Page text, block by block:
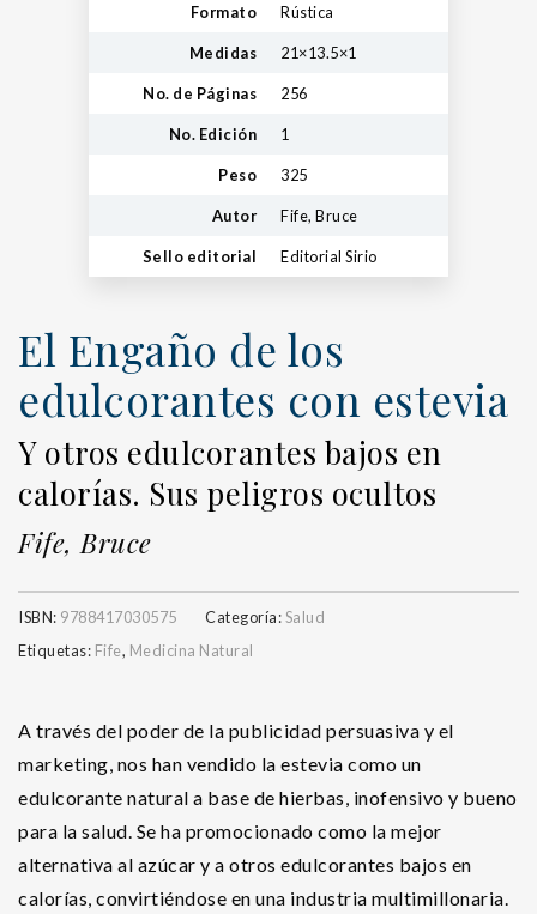
Formato Rústica
Medidas 21×13.5×1
No. de Páginas 256
No. Edición 1
Peso 325
Autor Fife, Bruce
Sello editorial Editorial Sirio
El Engaño de los
edulcorantes con estevia
Y otros edulcorantes bajos en
calorías. Sus peligros ocultos
Fife, Bruce
ISBN: 9788417030575 Categoría:Salud
Etiquetas: Fife, Medicina Natural
A través del poder de la publicidad persuasiva y el
marketing, nos han vendido la estevia como un
edulcorante natural a base de hierbas, inofensivo y bueno
para la salud. Se ha promocionado como la mejor
alternativa al azúcar y a otros edulcorantes bajos en
calorías, convirtiéndose en una industria multimillonaria.